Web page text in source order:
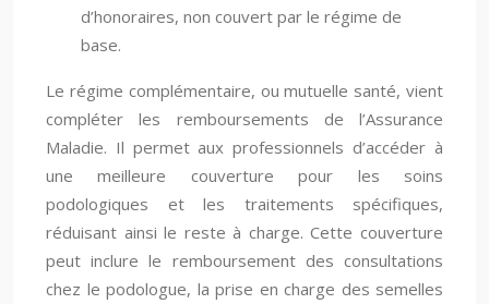
d’honoraires, non couvert par le régime de
base.
Le régime complémentaire, ou mutuelle santé, vient
compléter les remboursements de l’Assurance
Maladie. Il permet aux professionnels d’accéder à
une meilleure couverture pour les soins
podologiques et les traitements spécifiques,
réduisant ainsi le reste à charge. Cette couverture
peut inclure le remboursement des consultations
chez le podologue, la prise en charge des semelles